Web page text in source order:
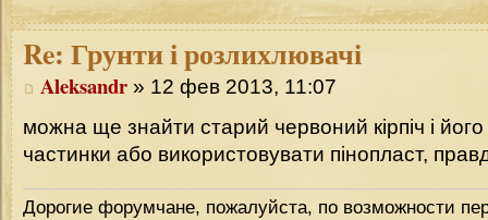
Re: Грунти і розлихлювачі
Aleksandr » 12 фев 2013, 11:07
можна ще знайти старий червоний кірпіч і
частинки або використовувати пінопласт,
Дорогие форумчане, пожалуйста, по возможности